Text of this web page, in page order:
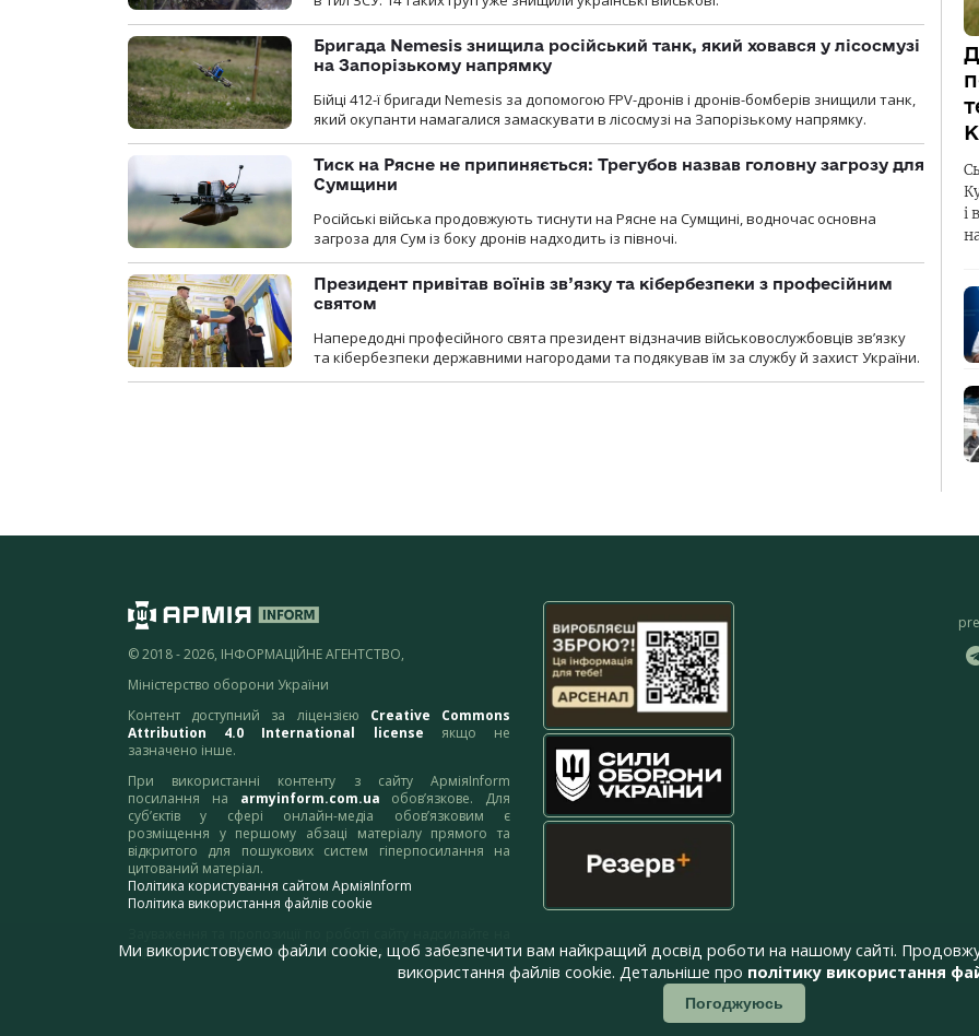
Бригада Nemesis знищила російський танк, який ховався у лісосмузі
на Запорізькому напрямку
Бійці 412-ї бригади Nemesis за допомогою FPV-дронів і дронів-бомберів знищили танк,
який окупанти намагалися замаскувати в лісосмузі на Запорізькому напрямку.
Тиск на Рясне не припиняється: Трегубов назвав головну загрозу для
Сумщини
Російські війська продовжують тиснути на Рясне на Сумщині, водночас основна
загроза для Сум із боку дронів надходить із півночі.
Президент привітав воїнів зв’язку та кібербезпеки з професійним
святом
Напередодні професійного свята президент відзначив військовослужбовців зв’язку
та кібербезпеки державними нагородами та подякував їм за службу й захист України.
і
© 2018 - 2026, ІНФОРМАЦІЙНЕ АГЕНТСТВО,
Міністерство оборони України
Контент доступний за ліцензією Creative Commons
Attribution 4.0 International license якщо не
зазначено інше.
При використанні контенту з сайту АрміяInform
посилання на armyinform.com.ua обов’язкове. Для
суб’єктів у сфері онлайн-медіа обов’язковим є
розміщення у першому абзаці матеріалу прямого та
відкритого для пошукових систем гіперпосилання на
цитований матеріал.
Політика користування сайтом АрміяInform
Політика використання файлів cookie
адресу:webmaster@armyinform.com.ua
Ми використовуємо файли cookie, щоб забезпечити вам найкращий досвід роботи на нашому сайті.
використання файлів cookie. Детальніше про політику використання
Погоджуюсь